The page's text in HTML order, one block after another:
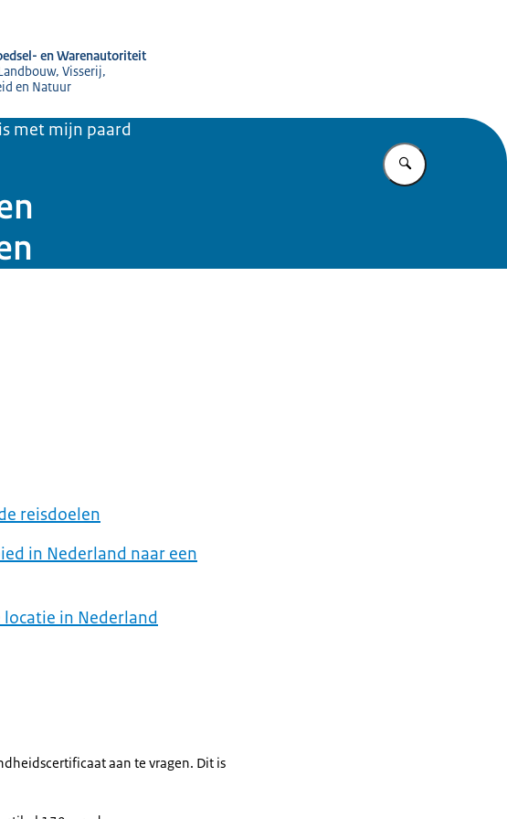
en Warenautoriteit
Visserij,
en Natuur
met mijn paard
Vul in wat u
reisdoelen
in Nederland naar een
in Nederland
aan te vragen. Dit is